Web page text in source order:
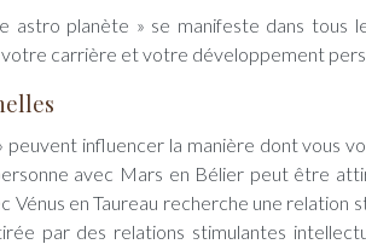
astro planète » se manifeste dans
carrière et votre développement
peuvent influencer la manière dont vous
avec Mars en Bélier peut être
Vénus en Taureau recherche une
par des relations stimulantes